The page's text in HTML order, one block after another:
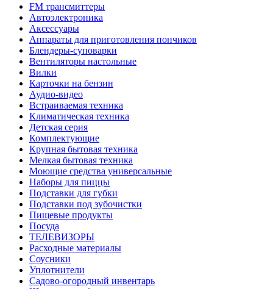
FM трансмиттеры
Автоэлектроника
Аксессуары
Аппараты для приготовления пончиков
Блендеры-суповарки
Вентиляторы настольные
Вилки
Карточки на бензин
Аудио-видео
Встраиваемая техника
Климатическая техника
Детская серия
Комплектующие
Крупная бытовая техника
Мелкая бытовая техника
Моющие средства универсальные
Наборы для пиццы
Подставки для губки
Подставки под зубочистки
Пищевые продукты
Посуда
ТЕЛЕВИЗОРЫ
Расходные материалы
Соусники
Уплотнители
Садово-огородный инвентарь